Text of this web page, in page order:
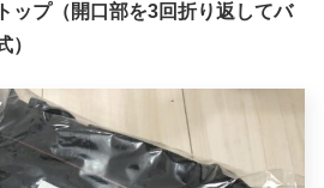
ップ（開口部を3回折り返してバ
）